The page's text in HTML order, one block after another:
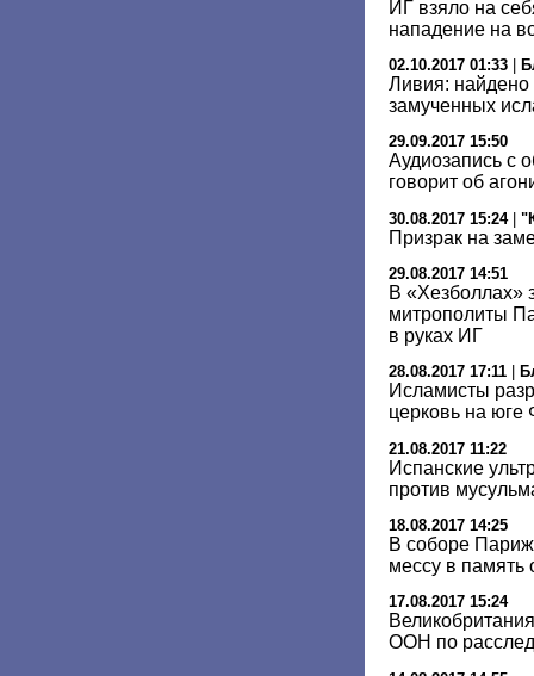
ИГ взяло на
нападение на
02.10.2017 01:33
Ливия: найдено
замученных
29.09.2017 15:50
Аудиозапись с
говорит об
30.08.2017 15:24|
Призрак на
29.08.2017 14:51
В «Хезболлах»
митрополиты
в руках ИГ
28.08.2017 17:11
Исламисты
церковь на юге
21.08.2017 11:22
Испанские
против
18.08.2017 14:25
В соборе
мессу в память
17.08.2017 15:24
ООН по